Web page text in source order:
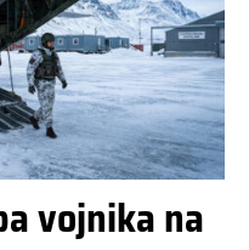
vojnika na